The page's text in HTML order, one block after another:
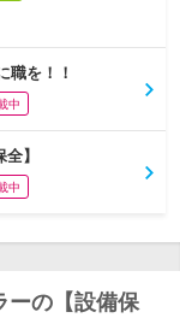
職を！！
中
】
中
ーの【設備保